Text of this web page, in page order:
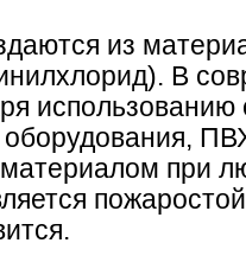
из
В
при